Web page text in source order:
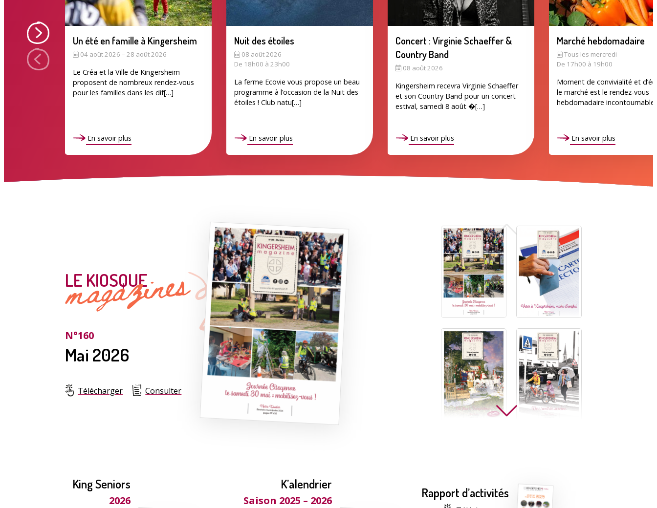
Un été en famille à Kingersheim
04 août 2026 – 28 août 2026
Le Créa et la Ville de Kingersheim
proposent de nombreux rendez-vous
pour les familles dans les dif[…]
En savoir plus
Nuit des étoiles
08 août 2026
De 18h00 à 23h00
La ferme Ecovie vous propose un beau
programme à l’occasion de la Nuit des
étoiles ! Club natu[…]
En savoir plus
Concert : Virginie Schaeffer &
Country Band
08 août 2026
Kingersheim recevra Virginie Schaeffer
et son Country Band pour un concert
estival, samedi 8 août �[…]
En savoir plus
Marché hebdomadaire
Tous les mercredi
De 17h00 à 19h00
Moment de convivialité et
le marché est le rendez-vous
hebdomadaire
En savoir plus
LE KIOSQUE
magazines
N°160
Mai 2026
Télécharger Consulter
N°160 N°159
N°158 N°157
King Seniors
2026
K’alendrier
Saison 2025 – 2026
Rapport d’activités